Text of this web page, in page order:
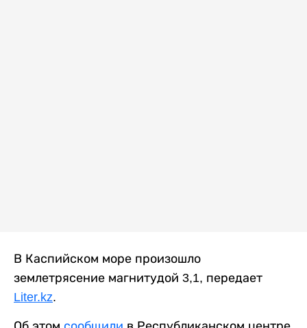
В Каспийском море произошло
землетрясение магнитудой 3,1, передает
Liter.kz.